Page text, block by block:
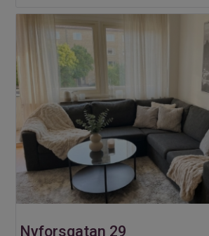
Nyforsgatan 29